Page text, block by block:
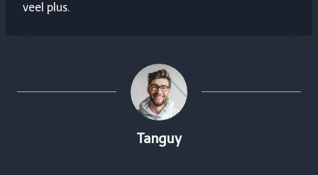
veel plus.
Tanguy